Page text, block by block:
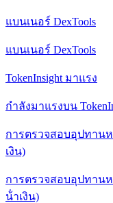
แบนเนอร์ DexTools
แบนเนอร์ DexTools
TokenInsight มาแรง
กําลังมาแรงบน
การตรวจสอบอุปทานห
เงิน)
การตรวจสอบอุปทานห
น้ําเงิน)